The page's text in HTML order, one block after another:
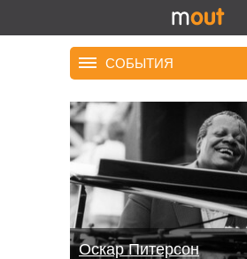
СОБЫТИЯ
Оскар Питерсон